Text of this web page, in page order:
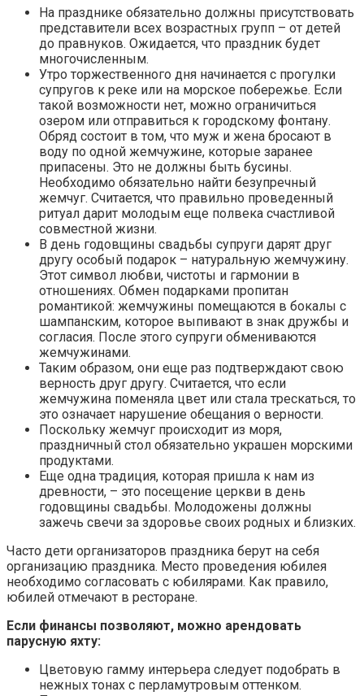
На празднике обязательно должны присутствовать
представители всех возрастных групп – от детей
до правнуков. Ожидается, что праздник будет
многочисленным.
Утро торжественного дня начинается с прогулки
супругов к реке или на морское побережье. Если
такой возможности нет, можно ограничиться
озером или отправиться к городскому фонтану.
Обряд состоит в том, что муж и жена бросают в
воду по одной жемчужине, которые заранее
припасены. Это не должны быть бусины.
Необходимо обязательно найти безупречный
жемчуг. Считается, что правильно проведенный
ритуал дарит молодым еще полвека счастливой
совместной жизни.
В день годовщины свадьбы супруги дарят друг
другу особый подарок – натуральную жемчужину.
Этот символ любви, чистоты и гармонии в
отношениях. Обмен подарками пропитан
романтикой: жемчужины помещаются в бокалы с
шампанским, которое выпивают в знак дружбы и
согласия. После этого супруги обмениваются
жемчужинами.
Таким образом, они еще раз подтверждают свою
верность друг другу. Считается, что если
жемчужина поменяла цвет или стала трескаться, то
это означает нарушение обещания о верности.
Поскольку жемчуг происходит из моря,
праздничный стол обязательно украшен морскими
продуктами.
Еще одна традиция, которая пришла к нам из
древности, – это посещение церкви в день
годовщины свадьбы. Молодожены должны
зажечь свечи за здоровье своих родных и близких.
Часто дети организаторов праздника берут на себя
организацию праздника. Место проведения юбилея
необходимо согласовать с юбилярами. Как правило,
юбилей отмечают в ресторане.
Если финансы позволяют, можно арендовать
парусную яхту:
Цветовую гамму интерьера следует подобрать в
нежных тонах с перламутровым оттенком.